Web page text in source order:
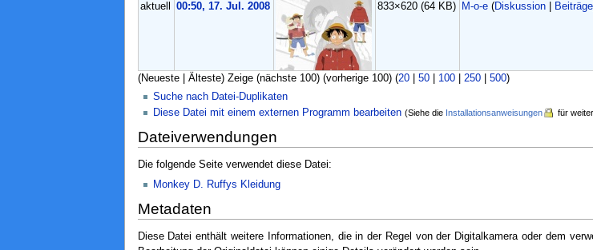
aktuell
00:50, 17. Jul. 2008 833×620(64 KB) M-o-e (Diskussion Beiträge
(Neueste | Älteste) Zeige (nächste 100) (vorherige 100) (20| 50| 100| 250| 500)
Suche nach Datei-Duplikaten
Diese Datei mit einem externen Programm bearbeiten (Siehe die Installationsanweisungen für
Dateiverwendungen
Die folgende Seite verwendet diese Datei:
Monkey D. Ruffys Kleidung
Metadaten
Diese Datei enthält weitere Informationen, die in der Regel von der Digitalkamera oder dem